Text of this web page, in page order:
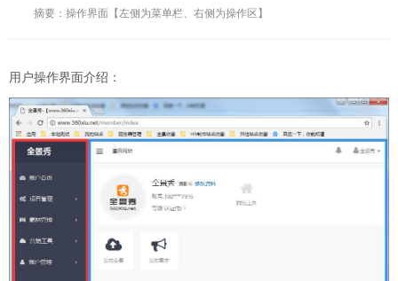
发布需求
登录
注册
摘要：操作界面【左侧为菜单栏、右侧为操作区】
用户操作界面介绍：